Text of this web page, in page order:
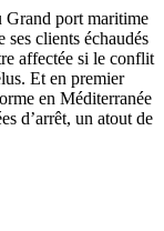
Grand port maritime
clients échaudés
affectée si le conflit
Et en premier
en Méditerranée
d’arrêt, un atout de